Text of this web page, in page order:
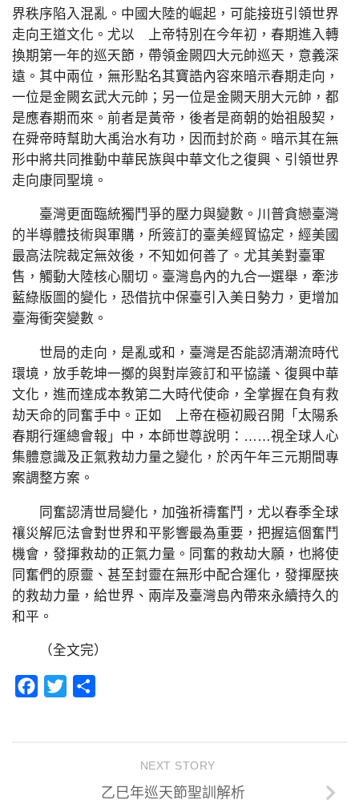
界秩序陷入混亂。中國大陸的崛起，可能接班引領世界
走向王道文化。尤以 上帝特別在今年初，春期進入轉
換期第一年的巡天節，帶領金闕四大元帥巡天，意義深
遠。其中兩位，無形點名其寶誥內容來暗示春期走向，
一位是金闕玄武大元帥；另一位是金闕天朋大元帥，都
是應春期而來。前者是黃帝，後者是商朝的始祖殷契，
在舜帝時幫助大禹治水有功，因而封於商。暗示其在無
形中將共同推動中華民族與中華文化之復興、引領世界
走向康同聖境。
臺灣更面臨統獨鬥爭的壓力與變數。川普貪戀臺灣
的半導體技術與軍購，所簽訂的臺美經貿協定，經美國
最高法院裁定無效後，不知如何善了。尤其美對臺軍
售，觸動大陸核心關切。臺灣島內的九合一選舉，牽涉
藍綠版圖的變化，恐借抗中保臺引入美日勢力，更增加
臺海衝突變數。
世局的走向，是亂或和，臺灣是否能認清潮流時代
環境，放手乾坤一擲的與對岸簽訂和平協議、復興中華
文化，進而達成本教第二大時代使命，全掌握在負有救
劫天命的同奮手中。正如 上帝在極初殿召開「太陽系
春期行運總會報」中，本師世尊說明：……視全球人心
集體意識及正氣救劫力量之變化，於丙午年三元期間專
案調整方案。
同奮認清世局變化，加強祈禱奮鬥，尤以春季全球
禳災解厄法會對世界和平影響最為重要，把握這個奮鬥
機會，發揮救劫的正氣力量。同奮的救劫大願，也將使
同奮們的原靈、甚至封靈在無形中配合運化，發揮壓挾
的救劫力量，給世界、兩岸及臺灣島內帶來永續持久的
和平。
（全文完）
Facebook
Twitter
NEXT STORY
乙巳年巡天節聖訓解析